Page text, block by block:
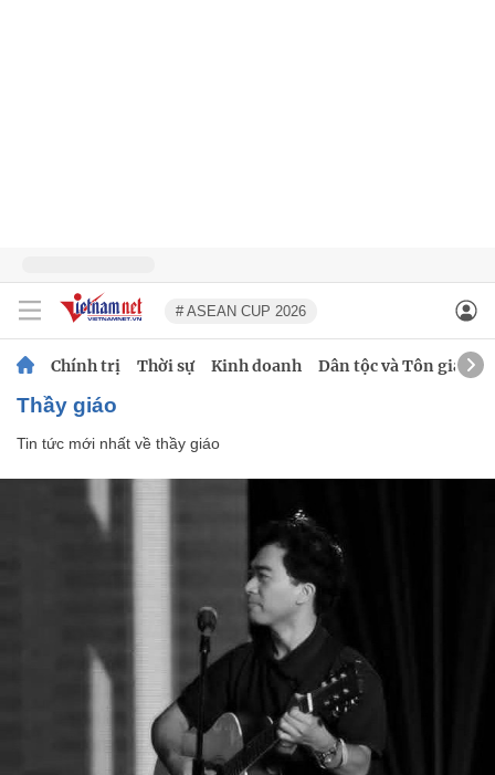
# ASEAN CUP 2026
Chính trị Thời sự Kinh doanh Dân tộc và Tôn giáo
thầy giáo
Tin tức mới nhất về thầy giáo